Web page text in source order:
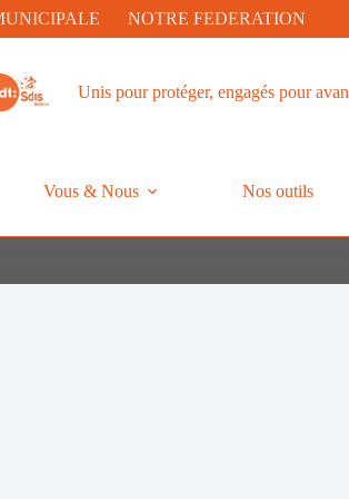
NOTRE FEDERATION
Unis pour protéger, engagés pour
Vous & Nous Nos outils